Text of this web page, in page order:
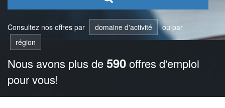
Consultez nos offres par domaine d'activité
ou par
région
Nous avons plus de590offres d'emploi
pour vous!